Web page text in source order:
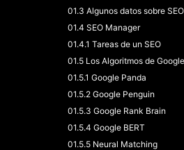
01.3 Algunos datos sobre SEO
01.4 SEO Manager
01.4.1 Tareas de un SEO
01.5 Los Algoritmos de Google
01.5.1 Google Panda
01.5.2 Google Penguin
01.5.3 Google Rank Brain
01.5.4 Google BERT
01.5.5 Neural Matching